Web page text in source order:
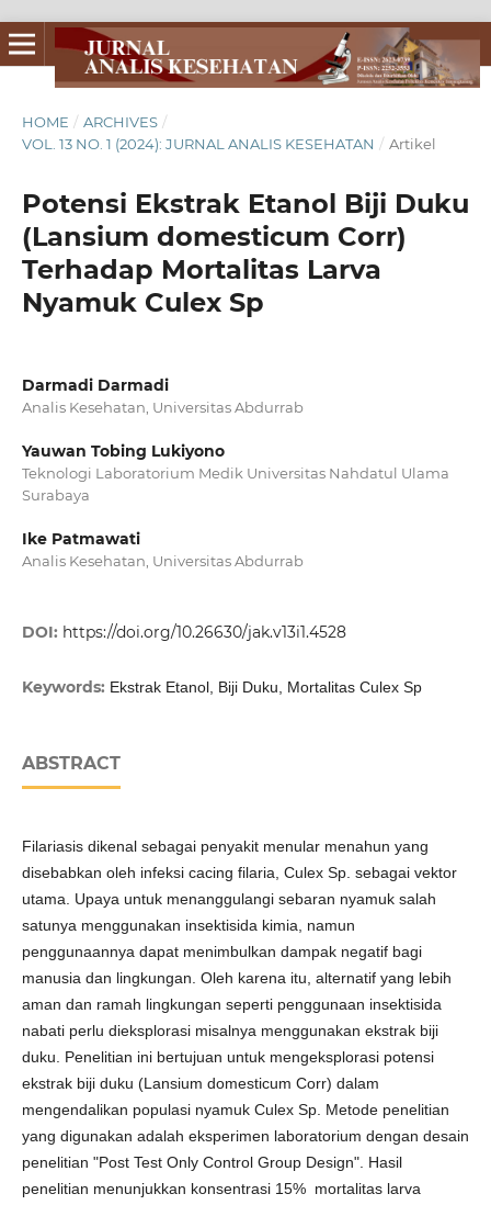
HOME / ARCHIVES /
VOL. 13 NO. 1 (2024): JURNAL ANALIS KESEHATAN / Artikel
Potensi Ekstrak Etanol Biji Duku
(Lansium domesticum Corr)
Terhadap Mortalitas Larva
Nyamuk Culex Sp
Darmadi Darmadi
Analis Kesehatan, Universitas Abdurrab
Yauwan Tobing Lukiyono
Teknologi Laboratorium Medik Universitas Nahdatul Ulama
Surabaya
Ike Patmawati
Analis Kesehatan, Universitas Abdurrab
DOI: https://doi.org/10.26630/jak.v13i1.4528
Keywords: Ekstrak Etanol, Biji Duku, Mortalitas Culex Sp
ABSTRACT
Filariasis dikenal sebagai penyakit menular menahun yang
disebabkan oleh infeksi cacing filaria, Culex Sp. sebagai vektor
utama. Upaya untuk menanggulangi sebaran nyamuk salah
satunya menggunakan insektisida kimia, namun
penggunaannya dapat menimbulkan dampak negatif bagi
manusia dan lingkungan. Oleh karena itu, alternatif yang lebih
aman dan ramah lingkungan seperti penggunaan insektisida
nabati perlu dieksplorasi misalnya menggunakan ekstrak biji
duku. Penelitian ini bertujuan untuk mengeksplorasi potensi
ekstrak biji duku (Lansium domesticum Corr) dalam
mengendalikan populasi nyamuk Culex Sp. Metode penelitian
yang digunakan adalah eksperimen laboratorium dengan desain
penelitian "Post Test Only Control Group Design". Hasil
penelitian menunjukkan konsentrasi 15% mortalitas larva